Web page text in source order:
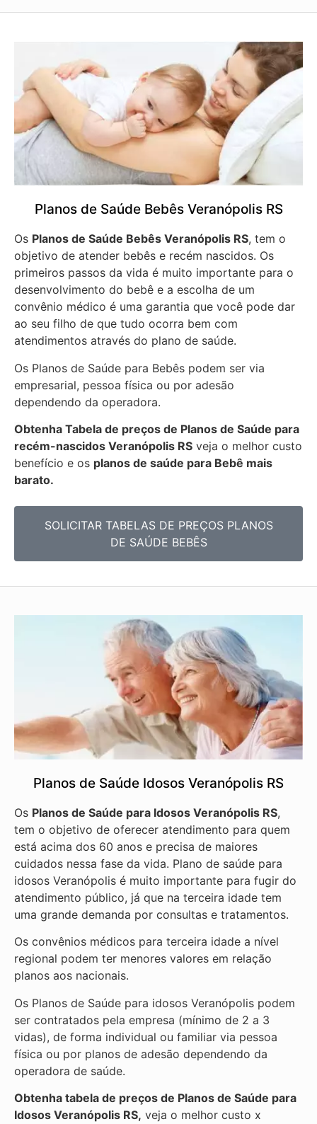
Planos de Saúde Bebês Veranópolis RS
Os Planos de Saúde Bebês Veranópolis RS, tem o
objetivo de atender bebês e recém nascidos. Os
primeiros passos da vida é muito importante para o
desenvolvimento do bebê e a escolha de um
convênio médico é uma garantia que você pode dar
ao seu filho de que tudo ocorra bem com
atendimentos através do plano de saúde.
Os Planos de Saúde para Bebês podem ser via
empresarial, pessoa física ou por adesão
dependendo da operadora.
Obtenha Tabela de preços de Planos de Saúde para
recém-nascidos Veranópolis RS veja o melhor custo
benefício e os planos de saúde para Bebê mais
barato.
SOLICITAR TABELAS DE PREÇOS PLANOS
DE SAÚDE BEBÊS
Planos de Saúde Idosos Veranópolis RS
Os Planos de Saúde para Idosos Veranópolis RS,
tem o objetivo de oferecer atendimento para quem
está acima dos 60 anos e precisa de maiores
cuidados nessa fase da vida. Plano de saúde para
idosos Veranópolis é muito importante para fugir do
atendimento público, já que na terceira idade tem
uma grande demanda por consultas e tratamentos.
Os convênios médicos para terceira idade a nível
regional podem ter menores valores em relação
planos aos nacionais.
Os Planos de Saúde para idosos Veranópolis podem
ser contratados pela empresa (mínimo de 2 a 3
vidas), de forma individual ou familiar via pessoa
física ou por planos de adesão dependendo da
operadora de saúde.
Obtenha tabela de preços de Planos de Saúde para
Idosos Veranópolis RS, veja o melhor custo x